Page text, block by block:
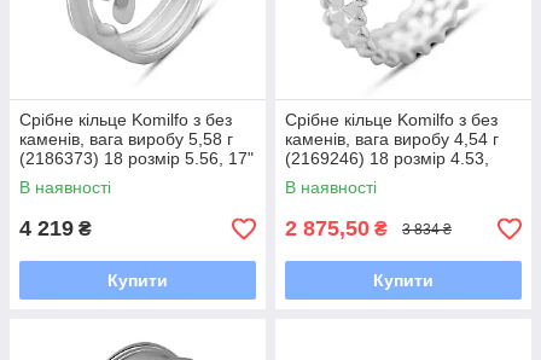
Срібне кільце Komilfo з без
каменів, вага виробу 5,58 г
(2186373) 18 розмір 5.56, 17"
В наявності
4 219 ₴
Купити
Срібне кільце Komilfo з без
каменів, вага виробу 4,54 г
(2169246) 18 розмір 4.53,
18.5
В наявності
2 875,50 ₴ 3 834 ₴
Купити